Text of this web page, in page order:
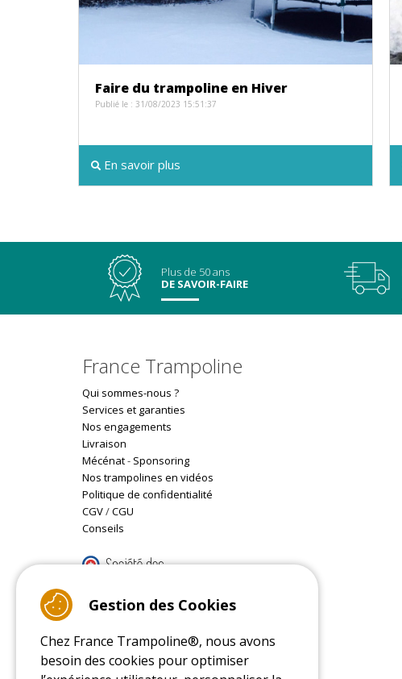
Faire du trampoline en Hiver
Publié le : 31/08/2023 15:51:37
En savoir plus
Plus de 50 ans
DE SAVOIR-FAIRE
France Trampoline
Qui sommes-nous ?
Services et garanties
Nos engagements
Livraison
Mécénat- Sponsoring
Nos trampolines en vidéos
Politique de confidentialité
CGV/CGU
Conseils
9.4 /10 (22088 reviews)
Read customer reviews
Gestion des Cookies
Chez France Trampoline®, nous avons
besoin des cookies pour optimiser